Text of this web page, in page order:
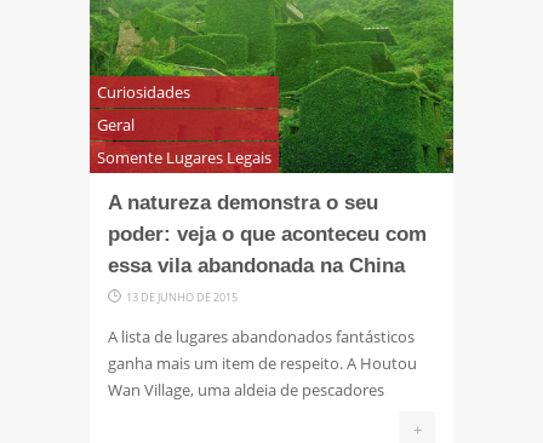
Curiosidades
Geral
Somente Lugares Legais
A natureza demonstra o seu
poder: veja o que aconteceu com
essa vila abandonada na China
13 DE JUNHO DE 2015
A lista de lugares abandonados fantásticos
ganha mais um item de respeito. A Houtou
Wan Village, uma aldeia de pescadores
+